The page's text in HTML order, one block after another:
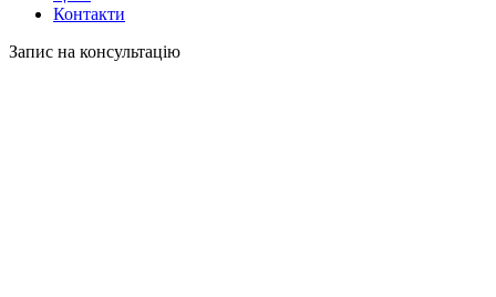
Контакти
Запис на консультацію